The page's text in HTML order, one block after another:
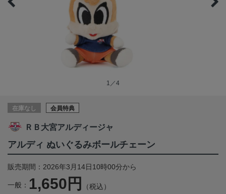
1／4
在庫なし 会員特典
ＲＢ大宮アルディージャ
アルディ ぬいぐるみボールチェーン
販売期間：2026年3月14日10時00分から
一般： 1,650円 （税込）